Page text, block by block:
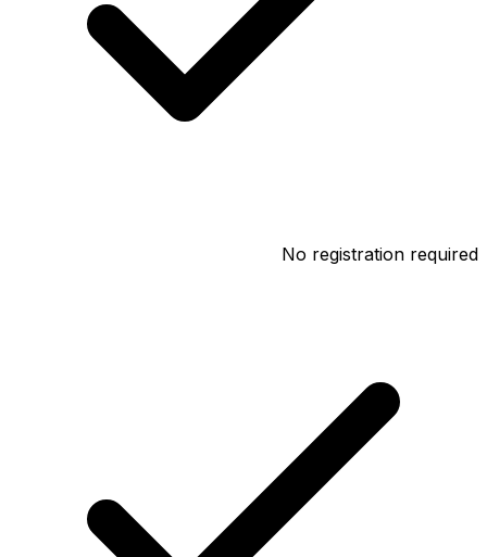
No registration required